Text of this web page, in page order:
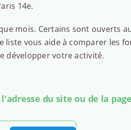
14e.
mois. Certains sont ouverts
vous aide à comparer les
développer votre activité.
du site ou de la